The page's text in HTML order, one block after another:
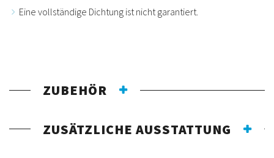
Eine vollständige Dichtung ist nicht garantiert.
ZUBEHÖR
ZUSÄTZLICHE AUSSTATTUNG